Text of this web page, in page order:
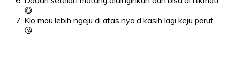
😋.
Klo mau lebih ngeju di atas nya d kasih lagi keju parut
😘.